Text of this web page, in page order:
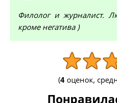
Филолог и журналист.
кроме негатива )
(4 оценок,